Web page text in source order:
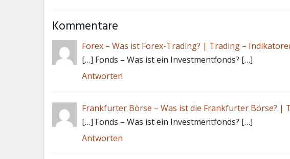
Kommentare
Forex – Was ist Forex-Trading? | Trading –
[…] Fonds – Was ist ein Investmentfonds? […]
Antworten
Frankfurter Börse – Was ist die Frankfurter Börse? |
[…] Fonds – Was ist ein Investmentfonds? […]
Antworten